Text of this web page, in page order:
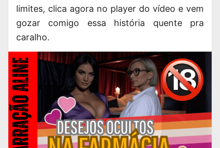
limites, clica agora no player do vídeo e vem
gozar comigo essa história quente pra
caralho.